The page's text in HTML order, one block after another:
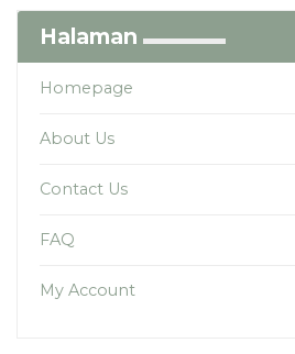
Halaman
Homepage
About Us
Contact Us
FAQ
My Account